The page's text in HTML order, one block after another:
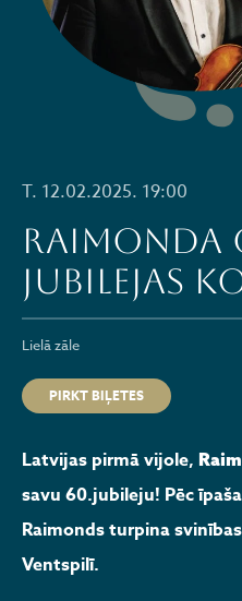
T. 12.02.2025. 19:00
Raimonda
jubilejas
Lielā zāle
PIRKT BIĻETES
Latvijas pirmā vijole,
savu 60.jubileju! Pēc
Raimonds turpina
Ventspilī.